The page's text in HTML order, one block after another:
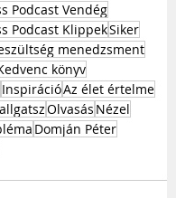
Podcast Vendég
Podcast KlippekSiker
menedzsment
könyv
InspirációAz élet értelme
Olvasás Nézel
Domján Péter